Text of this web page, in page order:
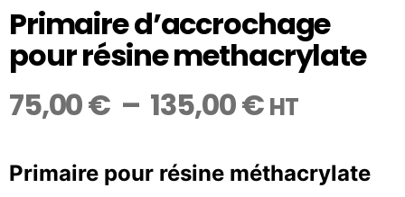
Primaire d’accrochage
pour résine methacrylate
75,00€ – 135,00€ HT
Primaire pour résine méthacrylate